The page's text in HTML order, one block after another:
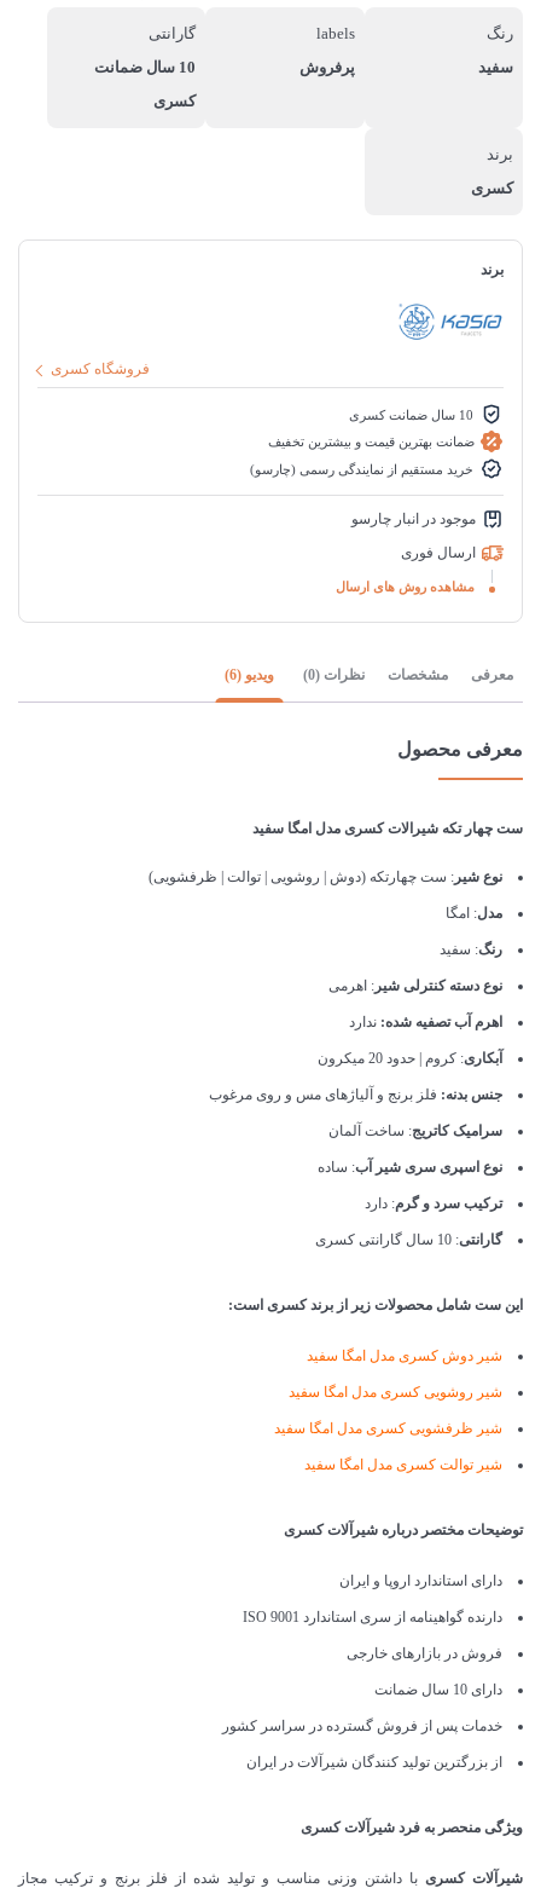
رنگ
سفید
labels
پرفروش
گارانتی
10 سال ضمانت
کسری
برند
کسری
برند
فروشگاه کسری
10 سال ضمانت کسری
ضمانت بهترین قیمت و بیشترین تخفیف
خرید مستقیم از نمایندگی رسمی (چارسو)
موجود در انبار چارسو
ارسال فوری
مشاهده روش های ارسال
معرفی مشخصات نظرات (0) ویدیو (6)
معرفی محصول
ست چهار تکه شیرالات کسری مدل امگا سفید
نوع شیر : ست چهارتکه (دوش | روشویی | توالت | ظرفشویی)
مدل: امگا
رنگ: سفید
نوع دسته کنترلی شیر : اهرمی
اهرم آب تصفیه شده: ندارد
آبکاری: کروم | حدود 20 میکرون
جنس بدنه: فلز برنج و آلیاژهای مس و روی مرغوب
سرامیک کاتریج: ساخت آلمان
نوع اسپری سری شیر آب: ساده
ترکیب سرد و گرم: دارد
گارانتی: 10 سال گارانتی کسری
این ست شامل محصولات زیر از برند کسری است:
شیر دوش کسری مدل امگا سفید
شیر روشویی کسری مدل امگا سفید
شیر ظرفشویی کسری مدل امگا سفید
شیر توالت کسری مدل امگا سفید
توضیحات مختصر درباره شیرآلات کسری
دارای استاندارد اروپا و ایران
دارنده گواهینامه از سری استاندارد ISO 9001
فروش در بازارهای خارجی
دارای 10 سال ضمانت
خدمات پس از فروش گسترده در سراسر کشور
از بزرگترین تولید کنندگان شیرآلات در ایران
ویژگی منحصر به فرد شیرآلات کسری
شیرآلات کسری با داشتن وزنی مناسب و تولید شده از فلز برنج و ترکیب مجاز